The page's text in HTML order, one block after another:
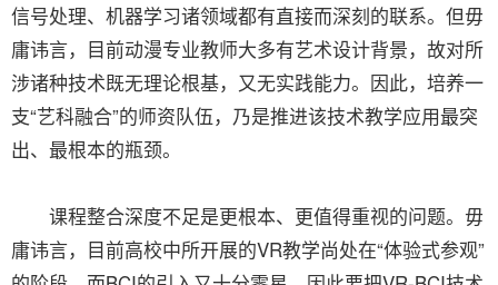
信号处理、机器学习诸领域都有直接而深刻的联系。但毋
庸讳言，目前动漫专业教师大多有艺术设计背景，故对所
涉诸种技术既无理论根基，又无实践能力。因此，培养一
支“艺科融合”的师资队伍，乃是推进该技术教学应用最突
出、最根本的瓶颈。
课程整合深度不足是更根本、更值得重视的问题。毋
庸讳言，目前高校中所开展的VR教学尚处在“体验式参观”